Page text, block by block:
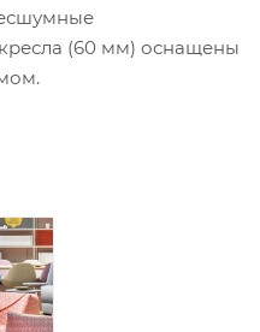
(60 мм) оснащены